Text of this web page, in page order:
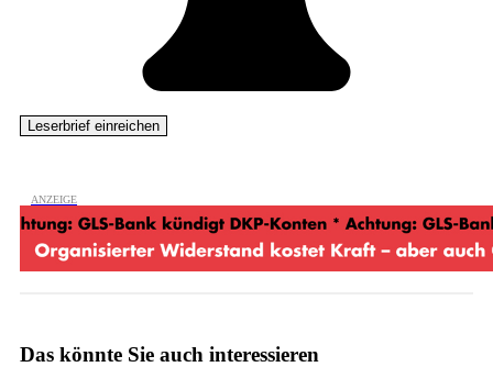
Das könnte Sie auch interessieren